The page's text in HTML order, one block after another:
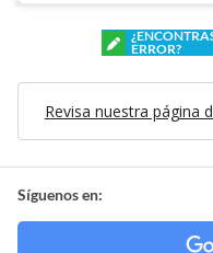
ERROR?
Revisa nuestra página
Síguenos en: